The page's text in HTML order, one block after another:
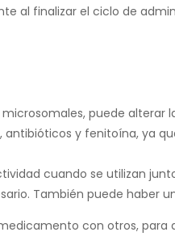
al finalizar el ciclo de
puede alterar
y fenitoína, ya
cuando se utilizan
También puede haber
con otros, para